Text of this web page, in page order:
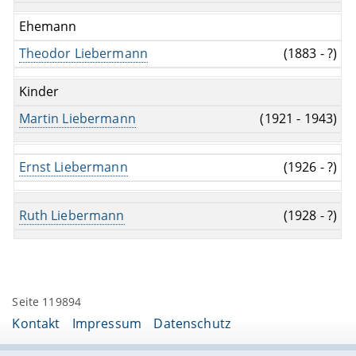
Ehemann
Theodor Liebermann
(1883 - ?)
Kinder
Martin Liebermann
(1921 - 1943)
Ernst Liebermann (1926 - ?)
Ruth Liebermann (1928 - ?)
Seite 119894
Kontakt Impressum Datenschutz